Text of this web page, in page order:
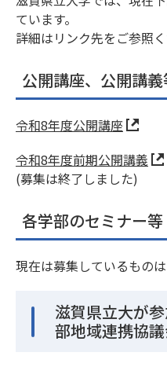
ています。
詳細はリンク先をご参照く
公開講座、公開講
令和8年度公開講座
令和8年度前期公開講義
(募集は終了しました)
各学部のセミナー等
現在は募集しているものは
滋賀県立大が
部地域連携協